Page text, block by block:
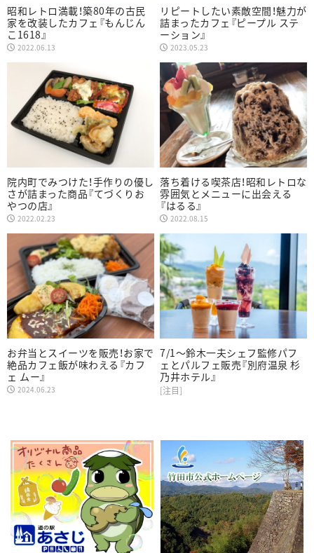
昭和レトロ満載！築80年の古民
家を改装したカフェ『もんじん
こ1618』
2022.06.13
リピートしたい素敵空間！魅力が
詰まったカフェ『ピープル ステ
ーション』
2023.05.23
院内町でみつけた！手作りの優し
さが詰まった商品『てづくりお
やつの店』
2022.02.23
落ち着ける喫茶店！昭和レトロな
雰囲気とメニューに出会える
『はるる』
2022.08.15
お弁当とスイーツを販売！お家で
絶品カフェ飯が味わえる『カフ
ェ ムー』
2024.06.23
7/1～鈴木一夫シェフ監修パフ
ェとパルフェ販売『別府温泉 杉
乃井ホテル』
[注目]